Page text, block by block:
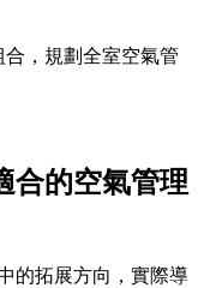
，規劃全室空氣管
合的空氣管理
的拓展方向，實際導